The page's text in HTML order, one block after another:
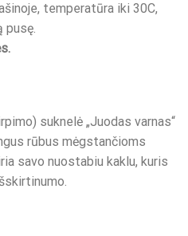
temperatūra iki 30C,
pusę.
suknelė „Juodas varnas“
rūbus mėgstančioms
savo nuostabiu kaklu, kuris